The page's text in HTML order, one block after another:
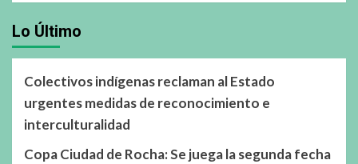
Lo Último
Colectivos indígenas reclaman al Estado
urgentes medidas de reconocimiento e
interculturalidad
Copa Ciudad de Rocha: Se juega la segunda fecha